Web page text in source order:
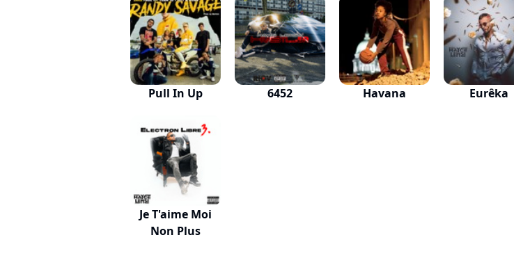
Pull In Up 6452 Havana Eurêka
Je T'aime Moi
Non Plus